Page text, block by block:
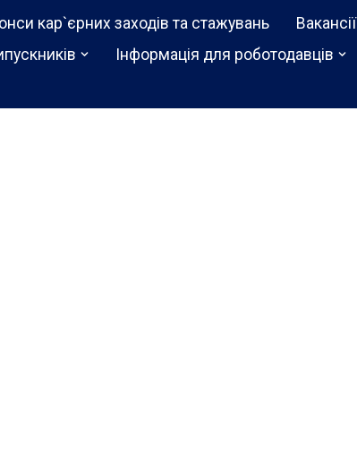
кар`єрних заходів та стажувань
Вакансії
Інформація для роботодавців